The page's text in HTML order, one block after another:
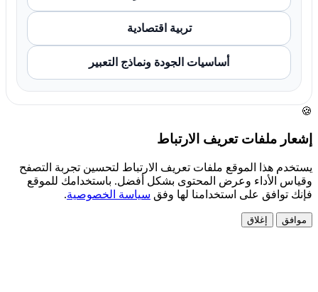
تربية اقتصادية
أساسيات الجودة ونماذج التعبير
🍪
إشعار ملفات تعريف الارتباط
يستخدم هذا الموقع ملفات تعريف الارتباط لتحسين تجربة التصفح
وقياس الأداء وعرض المحتوى بشكل أفضل. باستخدامك للموقع
فإنك توافق على استخدامنا لها وفق سياسة الخصوصية.
موافق إغلاق